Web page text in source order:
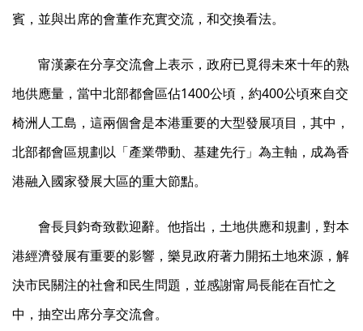
賓，並與出席的會董作充實交流，和交換看法。
甯漢豪在分享交流會上表示，政府已覓得未來十年的熟
地供應量，當中北部都會區佔1400公頃，約400公頃來自交
椅洲人工島，這兩個會是本港重要的大型發展項目，其中，
北部都會區規劃以「產業帶動、基建先行」為主軸，成為香
港融入國家發展大區的重大節點。
會長貝鈞奇致歡迎辭。他指出，土地供應和規劃，對本
港經濟發展有重要的影響，樂見政府著力開拓土地來源，解
決市民關注的社會和民生問題，並感謝甯局長能在百忙之
中，抽空出席分享交流會。